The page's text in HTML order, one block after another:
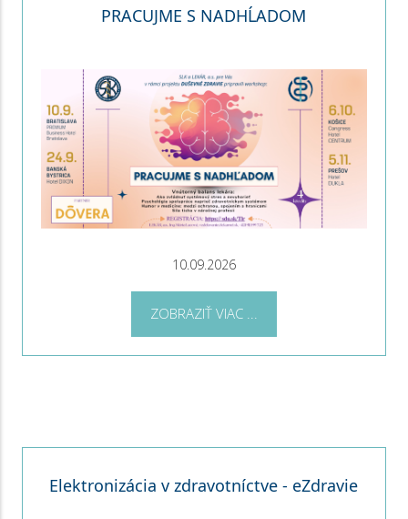
PRACUJME S NADHĹADOM
10.09.2026
ZOBRAZIŤ VIAC ...
Elektronizácia v zdravotníctve - eZdravie